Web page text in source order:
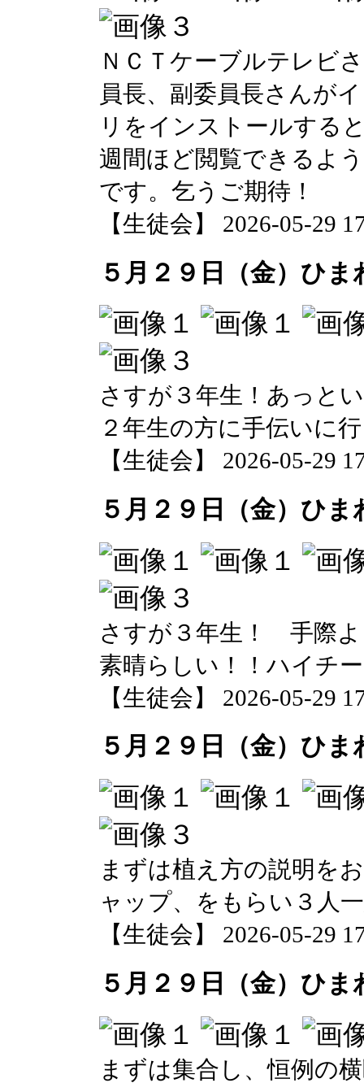
ＮＣＴケーブルテレビ
員長、副委員長さんが
リをインストールする
週間ほど閲覧できるよ
です。乞うご期待！
【生徒会】 2026-05-29
５月２９日（金）ひ
さすが３年生！あっと
２年生の方に手伝いに
【生徒会】 2026-05-29
５月２９日（金）ひ
さすが３年生！ 手際
素晴らしい！！ハイチ
【生徒会】 2026-05-29
５月２９日（金）ひ
まずは植え方の説明を
ャップ、をもらい３人
【生徒会】 2026-05-29
５月２９日（金）ひ
まずは集合し、恒例の